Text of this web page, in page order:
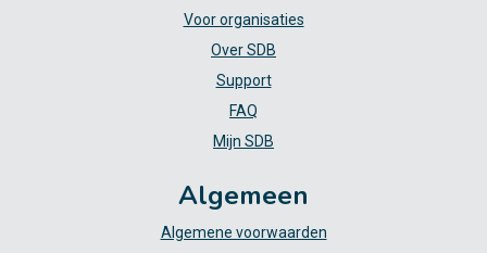
Voor organisaties
Over SDB
Support
FAQ
Mijn SDB
Algemeen
Algemene voorwaarden